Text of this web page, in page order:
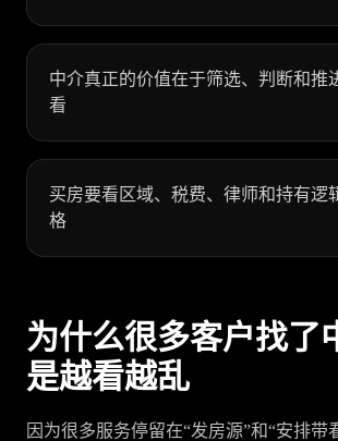
中介真正的价值在于筛选、判断和推
看
买房要看区域、税费、律师和持有逻
格
为什么很多客户找了
是越看越乱
因为很多服务停留在“发房源”和“安排带